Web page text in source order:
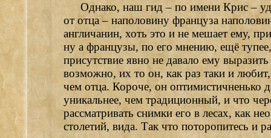
Однако, наш гид – по имени Крис –
от отца – наполовину француза
англичанин, хоть это и не мешает ему,
ну а французы, по его мнению, ещё
присутствие явно не давало ему
возможно, их то он, как раз таки и
чем отца. Короче, он оптимистичненько
уникальнее, чем традиционный, и что
рассматривать снимки его в лесах, как
столетий, вида. Так что поторопитесь и